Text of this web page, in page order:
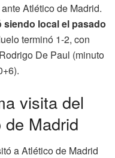
Atlético de Madrid.
local el pasado
terminó 1-2, con
De Paul (minuto
visita del
Madrid
a Atlético de Madrid